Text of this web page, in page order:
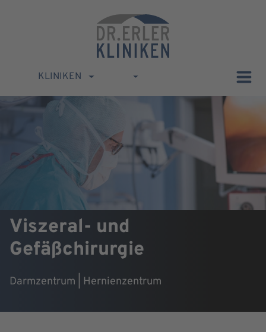
KLINIKEN
Viszeral- und
Gefäßchirurgie
Darmzentrum | Hernienzentrum